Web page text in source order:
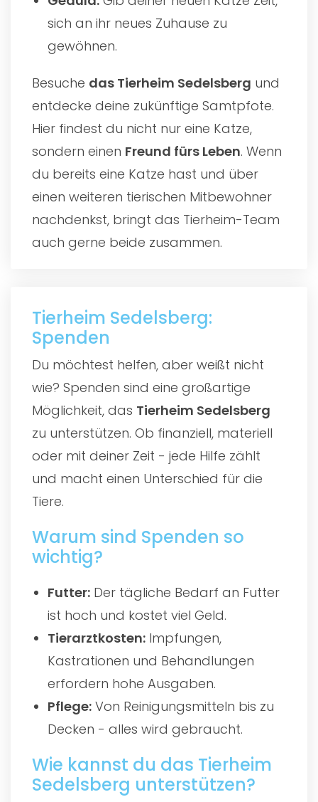
sich an ihr neues Zuhause zu
gewöhnen.
Besuche das Tierheim Sedelsberg und
entdecke deine zukünftige Samtpfote.
Hier findest du nicht nur eine Katze,
sondern einen Freund fürs Leben. Wenn
du bereits eine Katze hast und über
einen weiteren tierischen Mitbewohner
nachdenkst, bringt das Tierheim-Team
auch gerne beide zusammen.
Tierheim Sedelsberg:
Spenden
Du möchtest helfen, aber weißt nicht
wie? Spenden sind eine großartige
Möglichkeit, das Tierheim Sedelsberg
zu unterstützen. Ob finanziell, materiell
oder mit deiner Zeit - jede Hilfe zählt
und macht einen Unterschied für die
Tiere.
Warum sind Spenden so
wichtig?
Futter: Der tägliche Bedarf an Futter
ist hoch und kostet viel Geld.
Tierarztkosten: Impfungen,
Kastrationen und Behandlungen
erfordern hohe Ausgaben.
Pflege: Von Reinigungsmitteln bis zu
Decken - alles wird gebraucht.
Wie kannst du das Tierheim
Sedelsberg unterstützen?